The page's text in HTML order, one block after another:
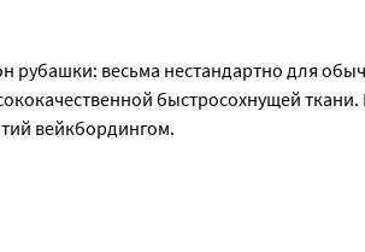
рубашки: весьма нестандартно для
быстросохнущей
вейкбордингом.